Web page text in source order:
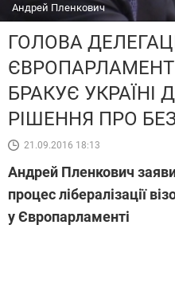
Андрей Пленкович
ГОЛОВА
БРАКУЄ УКРАЇНІ
РІШЕННЯ ПРО
21.09.2016 18:13
Андрей Пленкович
процес лібералізації
у Європарламенті